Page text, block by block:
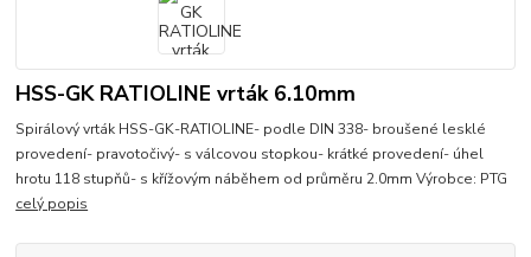
HSS-GK RATIOLINE vrták 6.10mm
Spirálový vrták HSS-GK-RATIOLINE- podle DIN 338- broušené lesklé
provedení- pravotočivý- s válcovou stopkou- krátké provedení- úhel
hrotu 118 stupňů- s křížovým náběhem od průměru 2.0mm Výrobce: PTG
celý popis